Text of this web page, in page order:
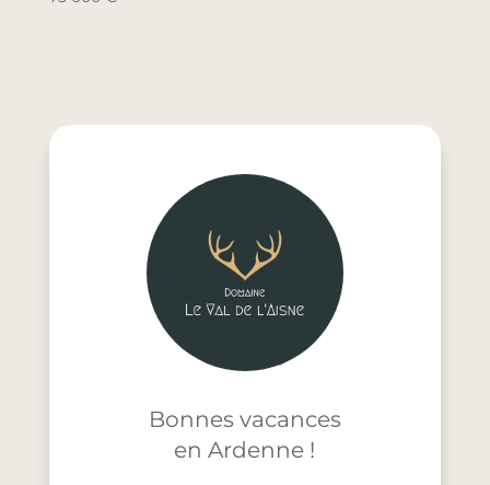
Bonnes vacances
en Ardenne !